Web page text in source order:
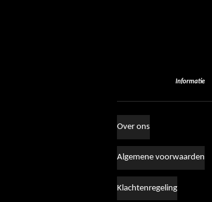
Informatie
Over ons
Algemene voorwaarden
Klachtenregeling